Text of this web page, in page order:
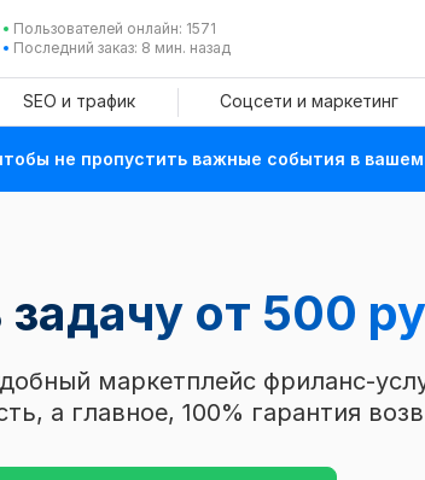
Пользователей онлайн: 1571
Последний заказ: 8 мин. назад
SEO и трафик Соцсети и маркетинг
не пропустить важные события в вашем
от 500
маркетплейс фриланс-
а главное, 100% гарантия